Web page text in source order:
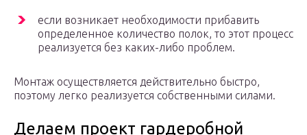
если возникает необходимости прибавить
определенное количество полок, то этот процесс
реализуется без каких-либо проблем.
Монтаж осуществляется действительно быстро,
поэтому легко реализуется собственными силами.
Делаем проект гардеробной